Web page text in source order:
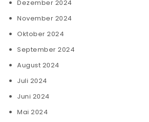
Dezember 2024
November 2024
Oktober 2024
September 2024
August 2024
Juli 2024
Juni 2024
Mai 2024